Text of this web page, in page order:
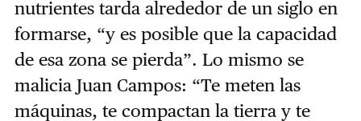
nutrientes tarda alrededor de un siglo en
formarse, “y es posible que la capacidad
de esa zona se pierda”. Lo mismo se
malicia Juan Campos: “Te meten las
máquinas, te compactan la tierra y te